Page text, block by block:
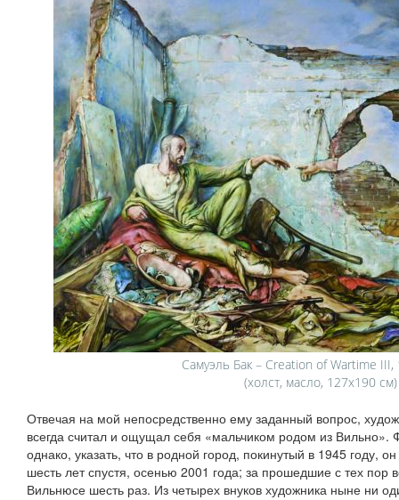
Самуэль Бак – Creation of Wartime
(холст, масло, 127х190 см)
Отвечая на мой непосредственно ему заданный вопрос,
всегда считал и ощущал себя «мальчиком родом из Вильно».
однако, указать, что в родной город, покинутый в 1945 году,
шесть лет спустя, осенью 2001 года; за прошедшие с тех пор
Вильнюсе шесть раз. Из четырех внуков художника ныне ни